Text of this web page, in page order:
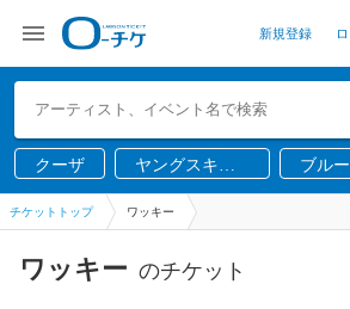
新規登録
クーザ
ヤングスキニ
ー
ブル
チケットトップ ワッキー
ワッキー のチケット